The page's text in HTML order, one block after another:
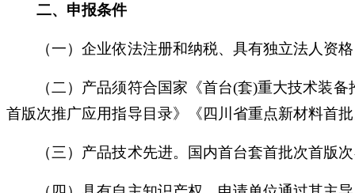
二、申报条件
（一）企业依法注册和纳税、具有独立法人资
（二）产品须符合国家《首台(套)重大技术装备
首版次推广应用指导目录》《四川省重点新材料首
（三）产品技术先进。国内首台套首批次首版次